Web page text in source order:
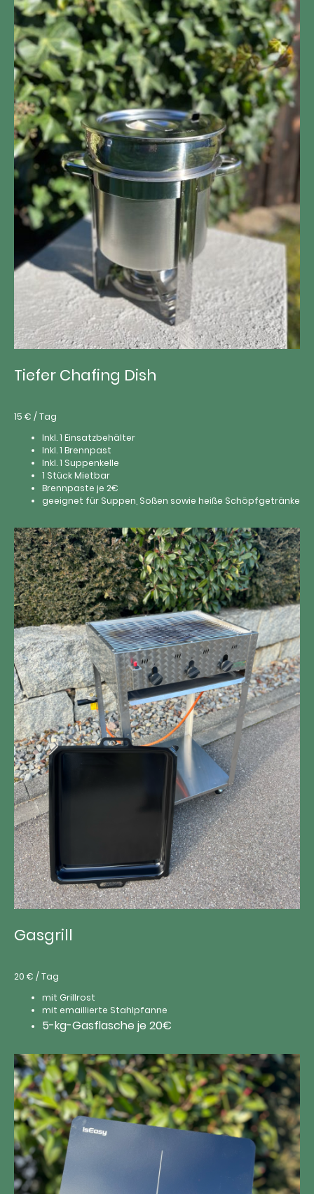
Tiefer Chafing Dish
15 € / Tag
Inkl. 1 Einsatzbehälter
Inkl. 1 Brennpast
Inkl. 1 Suppenkelle
1 Stück Mietbar
Brennpaste je 2€
geeignet für Suppen, Soßen sowie heiße Schöpfgetränke
Gasgrill
20 € / Tag
mit Grillrost
mit emaillierte Stahlpfanne
5-kg-Gasflasche je 20€